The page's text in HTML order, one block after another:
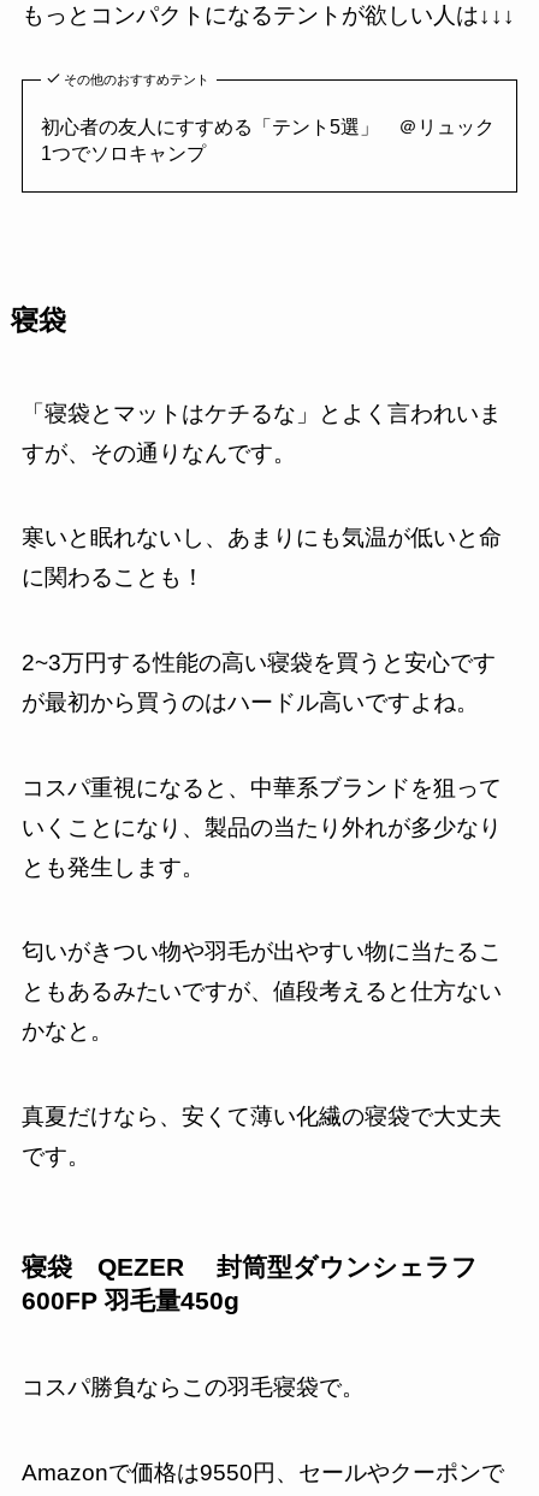
もっとコンパクトになるテントが欲しい人は↓↓↓
その他のおすすめテント
初心者の友人にすすめる「テント5選」 ＠リュック
1つでソロキャンプ
寝袋
「寝袋とマットはケチるな」とよく言われいま
すが、その通りなんです。
寒いと眠れないし、あまりにも気温が低いと命
に関わることも！
2~3万円する性能の高い寝袋を買うと安心です
が最初から買うのはハードル高いですよね。
コスパ重視になると、中華系ブランドを狙って
いくことになり、製品の当たり外れが多少なり
とも発生します。
匂いがきつい物や羽毛が出やすい物に当たるこ
ともあるみたいですが、値段考えると仕方ない
かなと。
真夏だけなら、安くて薄い化繊の寝袋で大丈夫
です。
寝袋 QEZER 封筒型ダウンシェラフ
600FP 羽毛量450g
コスパ勝負ならこの羽毛寝袋で。
Amazonで価格は9550円、セールやクーポンで